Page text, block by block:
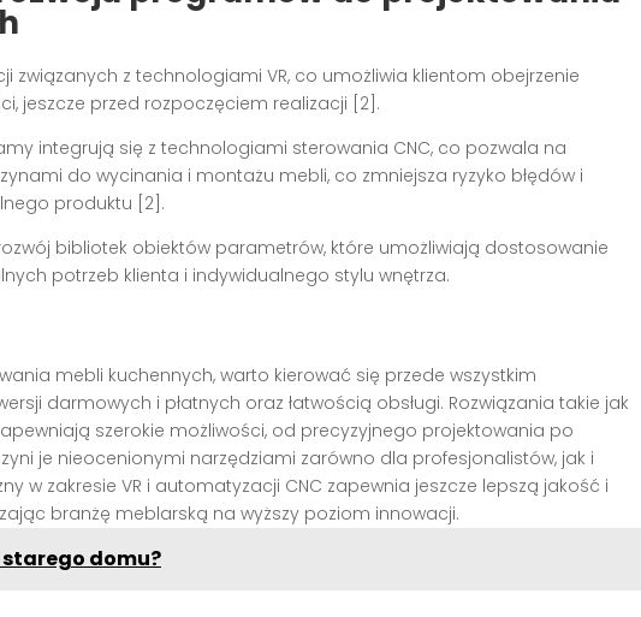
związanych z technologiami VR, co umożliwia klientom obejrzenie
jeszcze przed rozpoczęciem realizacji [2].
integrują się z technologiami sterowania CNC, co pozwala na
do wycinania i montażu mebli, co zmniejsza ryzyko błędów i
produktu [2].
bibliotek obiektów parametrów, które umożliwiają dostosowanie
potrzeb klienta i indywidualnego stylu wnętrza.
mebli kuchennych, warto kierować się przede wszystkim
darmowych i płatnych oraz łatwością obsługi. Rozwiązania takie jak
zapewniają szerokie możliwości, od precyzyjnego projektowania po
je nieocenionymi narzędziami zarówno dla profesjonalistów, jak i
w zakresie VR i automatyzacji CNC zapewnia jeszcze lepszą jakość i
branżę meblarską na wyższy poziom innowacji.
domu?